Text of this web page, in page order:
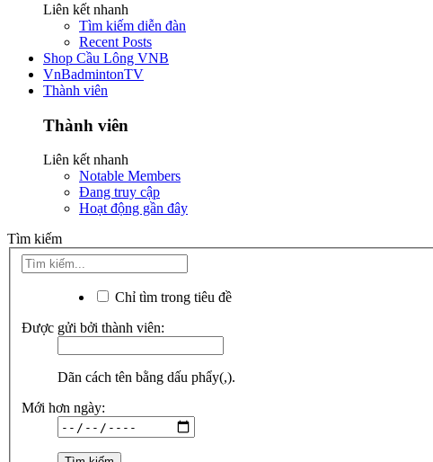
Liên kết nhanh
Tìm kiếm diễn đàn
Recent Posts
Shop Cầu Lông VNB
VnBadmintonTV
Thành viên
Thành viên
Liên kết nhanh
Notable Members
Đang truy cập
Hoạt động gần đây
Tìm kiếm
Chỉ tìm trong tiêu đề
Được gửi bởi thành viên:
Dãn cách tên bằng dấu phẩy(,).
Mới hơn ngày: